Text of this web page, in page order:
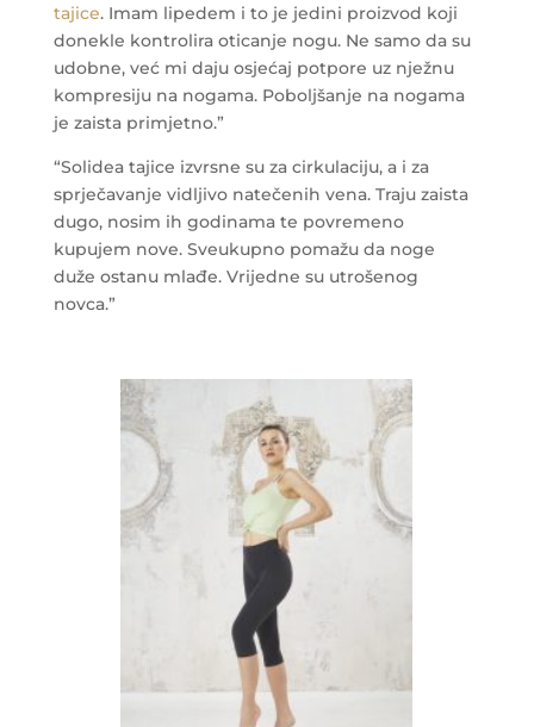
tajice. Imam lipedem i to je jedini proizvod koji
donekle kontrolira oticanje nogu. Ne samo da su
udobne, već mi daju osjećaj potpore uz nježnu
kompresiju na nogama. Poboljšanje na nogama
je zaista primjetno.”
“Solidea tajice izvrsne su za cirkulaciju, a i za
sprječavanje vidljivo natečenih vena. Traju zaista
dugo, nosim ih godinama te povremeno
kupujem nove. Sveukupno pomažu da noge
duže ostanu mlađe. Vrijedne su utrošenog
novca.”